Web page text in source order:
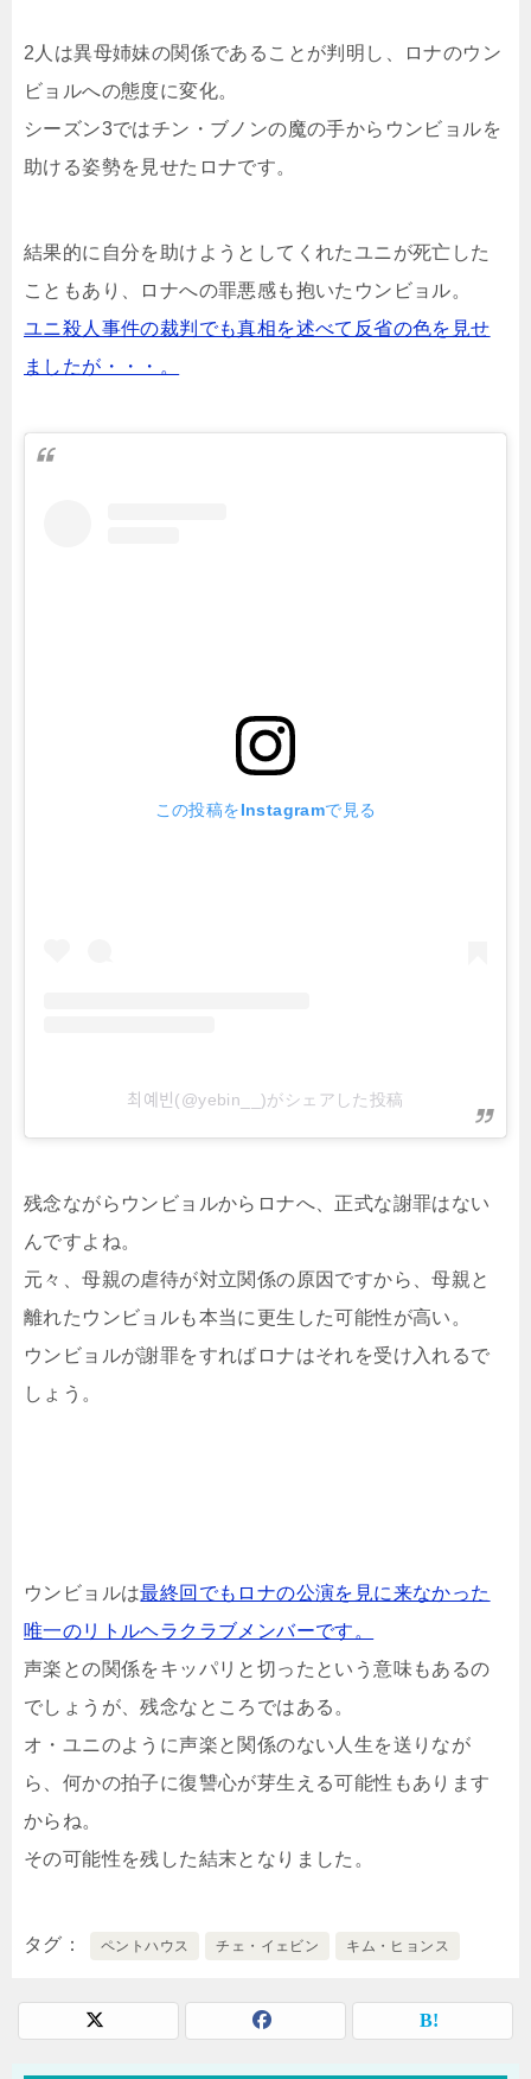
2人は異母姉妹の関係であることが判明し、ロナのウン
ビョルへの態度に変化。
シーズン3ではチン・ブノンの魔の手からウンビョルを
助ける姿勢を見せたロナです。
結果的に自分を助けようとしてくれたユニが死亡した
こともあり、ロナへの罪悪感も抱いたウンビョル。
ユニ殺人事件の裁判でも真相を述べて反省の色を見せ
ましたが・・・。
この投稿をInstagramで見る
최예빈(@yebin__)がシェアした投稿
残念ながらウンビョルからロナへ、正式な謝罪はない
んですよね。
元々、母親の虐待が対立関係の原因ですから、母親と
離れたウンビョルも本当に更生した可能性が高い。
ウンビョルが謝罪をすればロナはそれを受け入れるで
しょう。
ウンビョルは最終回でもロナの公演を見に来なかった
唯一のリトルヘラクラブメンバーです。
声楽との関係をキッパリと切ったという意味もあるの
でしょうが、残念なところではある。
オ・ユニのように声楽と関係のない人生を送りなが
ら、何かの拍子に復讐心が芽生える可能性もあります
からね。
その可能性を残した結末となりました。
タグ ペントハウス チェ・イェビン キム・ヒョンス